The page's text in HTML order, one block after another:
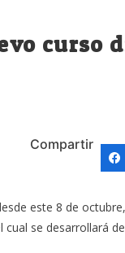
curso
Compartir
este 8 de
se desarrollará